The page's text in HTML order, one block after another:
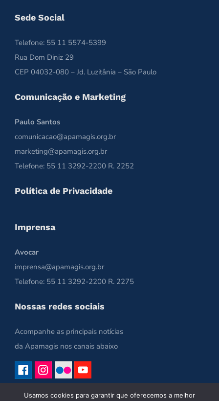
Sede Social
Telefone: 55 11 5574-5399
Rua Dom Diniz 29
CEP 04032-080 – Jd. Luzitânia – São Paulo
Comunicação e Marketing
Paulo Santos
comunicacao@apamagis.org.br
marketing@apamagis.org.br
Telefone: 55 11 3292-2200 R. 2252
Política de Privacidade
Imprensa
Avocar
imprensa@apamagis.org.br
Telefone: 55 11 3292-2200 R. 2275
Nossas redes sociais
Acompanhe as principais notícias
da Apamagis nos canais abaixo
Usamos cookies para garantir que oferecemos a melhor